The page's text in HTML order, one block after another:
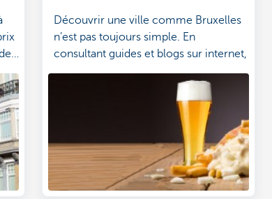
Découvrir une ville comme Bruxelles
n’est pas toujours simple. En
consultant guides et blogs sur internet,
on risque vite de tomber dans les
clichés. Voici comment les éviter.